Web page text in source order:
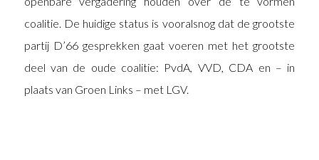
coalitie. De huidige status is vooralsnog dat de grootste
partij D’66 gesprekken gaat voeren met het grootste
deel van de oude coalitie: PvdA, VVD, CDA en – in
plaats van Groen Links – met LGV.